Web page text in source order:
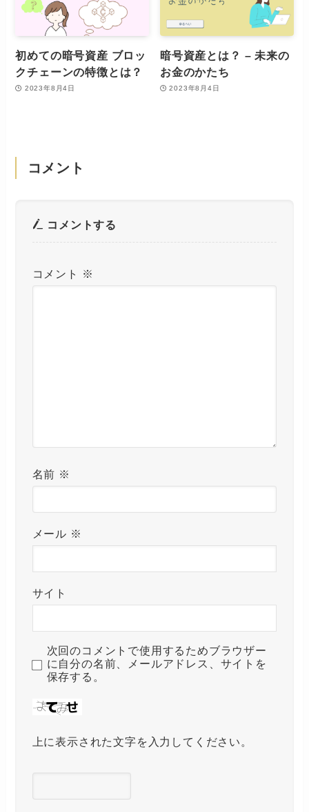
初めての暗号資産 ブロッ
クチェーンの特徴とは？
2023年8月4日
暗号資産とは？ – 未来の
お金のかたち
2023年8月4日
コメント
コメントする
コメント ※
名前 ※
メール ※
サイト
次回のコメントで使用するためブラウザー
に自分の名前、メールアドレス、サイトを
保存する。
上に表示された文字を入力してください。